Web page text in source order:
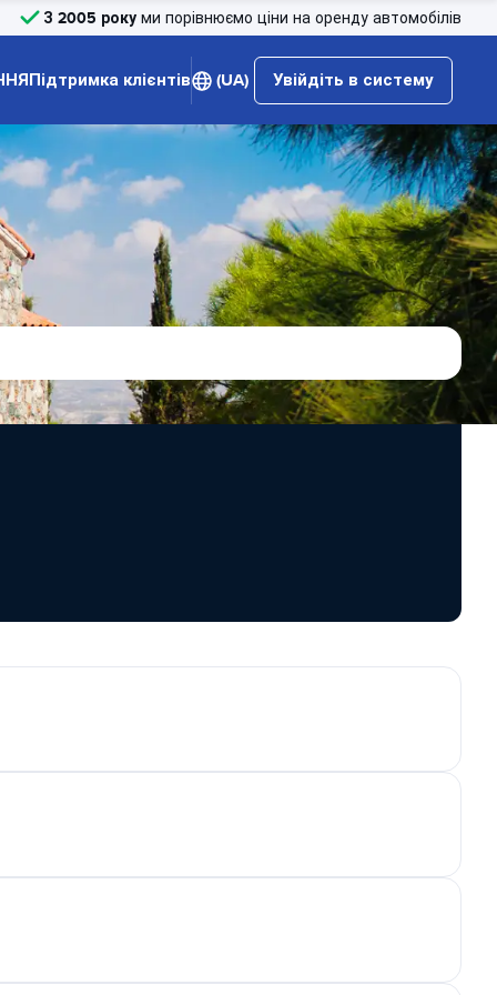
З 2005 року ми порівнюємо ціни на оренду автомобілів
Підтримка клієнтів (UA) Увійдіть в систему